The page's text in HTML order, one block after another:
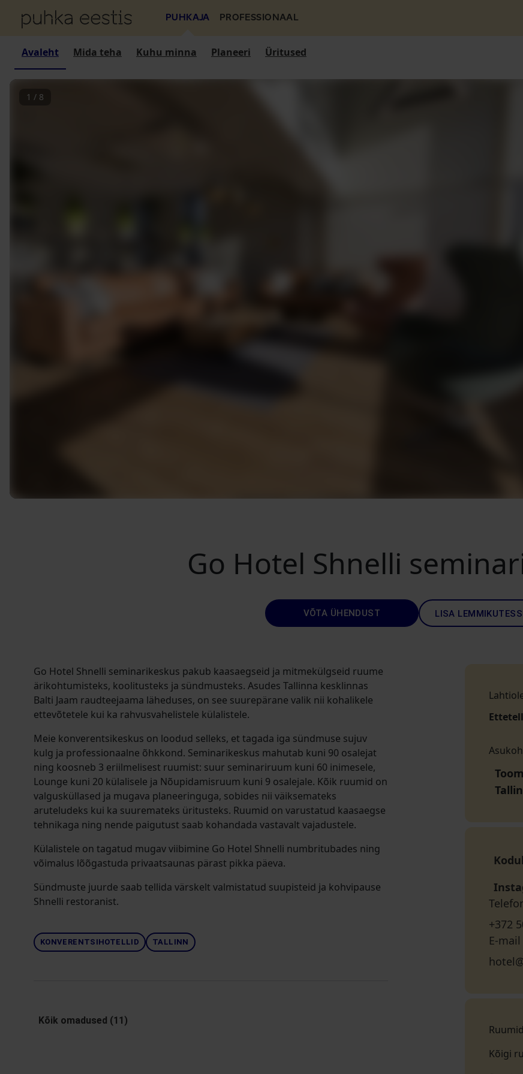
PUHKAJA PROFESSIONAAL
Avaleht Mida teha Kuhu minna Planeeri Üritused
1 / 8
Go Hotel Shnelli
VÕTA ÜHENDUST LISA
Go Hotel Shnelli seminarikeskus pakub kaasaegseid ja mitmekülgseid ruume
ärikohtumisteks, koolitusteks ja sündmusteks. Asudes Tallinna kesklinnas
Balti Jaam raudteejaama läheduses, on see suurepärane valik nii kohalikele
ettevõtetele kui ka rahvusvahelistele külalistele.
Meie konverentsikeskus on loodud selleks, et tagada iga sündmuse sujuv
kulg ja professionaalne õhkkond. Seminarikeskus mahutab kuni 90 osalejat
ning koosneb 3 eriilmelisest ruumist: suur seminariruum kuni 60 inimesele,
Lounge kuni 20 külalisele ja Nõupidamisruum kuni 9 osalejale. Kõik ruumid on
valgusküllased ja mugava planeeringuga, sobides nii väiksemateks
aruteludeks kui ka suuremateks üritusteks. Ruumid on varustatud kaasaegse
tehnikaga ning nende paigutust saab kohandada vastavalt vajadustele.
Külalistele on tagatud mugav viibimine Go Hotel Shnelli numbritubades ning
võimalus lõõgastuda privaatsaunas pärast pikka päeva.
Sündmuste juurde saab tellida värskelt valmistatud suupisteid ja kohvipause
Shnelli restoranist.
KONVERENTSIHOTELLID TALLINN
Kõik omadused (11)
+372
E-mail
Kõigi